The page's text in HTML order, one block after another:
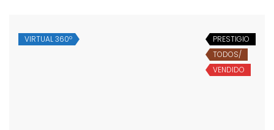
VIRTUAL 360º
PRESTIGIO
TODOS/
VENDIDO